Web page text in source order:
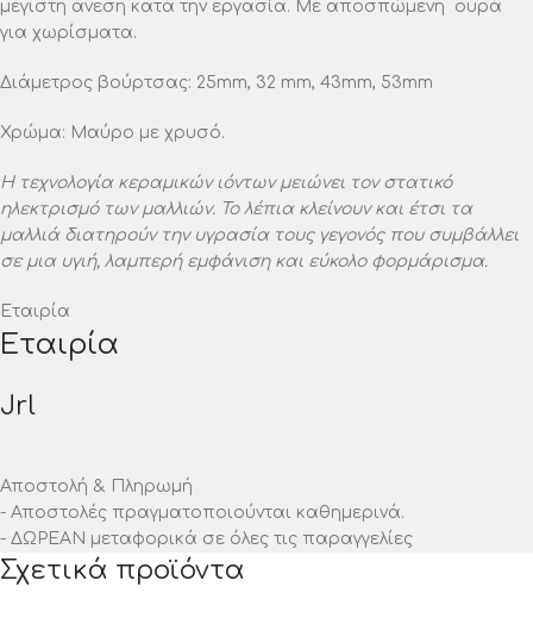
μέγιστη άνεση κατά την εργασία. Με αποσπώμενη ουρά
για χωρίσματα.
Διάμετρος βούρτσας: 25mm, 32 mm, 43mm, 53mm
Χρώμα: Μαύρο με χρυσό.
Η τεχνολογία κεραμικών ιόντων μειώνει τον στατικό
ηλεκτρισμό των μαλλιών. Το λέπια κλείνουν και έτσι τα
μαλλιά διατηρούν την υγρασία τους γεγονός που συμβάλλει
σε μια υγιή, λαμπερή εμφάνιση και εύκολο φορμάρισμα.
Εταιρία
Εταιρία
Jrl
Αποστολή & Πληρωμή
- Αποστολές πραγματοποιούνται καθημερινά.
- ΔΩΡΕΑΝ μεταφορικά σε όλες τις παραγγελίες
Σχετικά προϊόντα